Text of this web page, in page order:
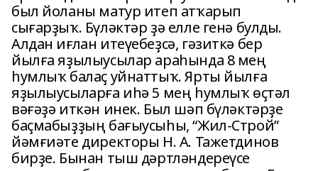
был йоланы матур итеп атҡарып
сығарҙыҡ. Бүләктәр ҙә елле генә булды.
Алдан иғлан итеүебеҙсә, гәзиткә бер
йылға яҙылыусылар араһында 8 мең
һумлыҡ балаҫ уйнаттыҡ. Ярты йылға
яҙылыусыларға иһә 5 мең һумлыҡ өҫтәл
вәғәҙә иткән инек. Был шәп бүләктәрҙе
баҫмабыҙҙың бағыусыһы, “Жил-Строй”
йәмғиәте директоры Н. А. Тажетдинов
бирҙе. Бынан тыш дәртләндереүсе